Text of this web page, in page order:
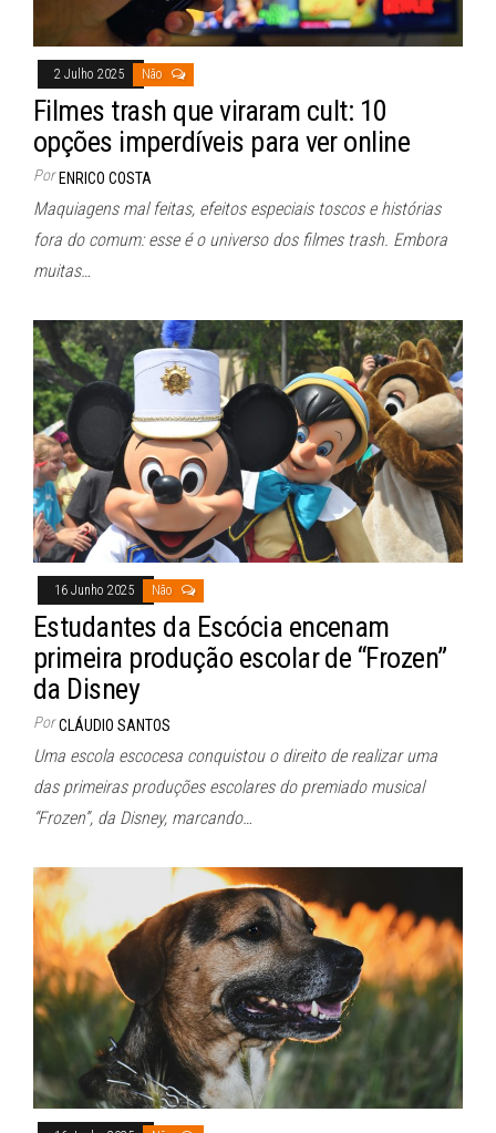
2 Julho 2025 Não
Filmes trash que viraram cult: 10
opções imperdíveis para ver online
Por ENRICO COSTA
Maquiagens mal feitas, efeitos especiais toscos e histórias
fora do comum: esse é o universo dos filmes trash. Embora
muitas…
16 Junho 2025 Não
Estudantes da Escócia encenam
primeira produção escolar de “Frozen”
da Disney
Por CLÁUDIO SANTOS
Uma escola escocesa conquistou o direito de realizar uma
das primeiras produções escolares do premiado musical
“Frozen”, da Disney, marcando…